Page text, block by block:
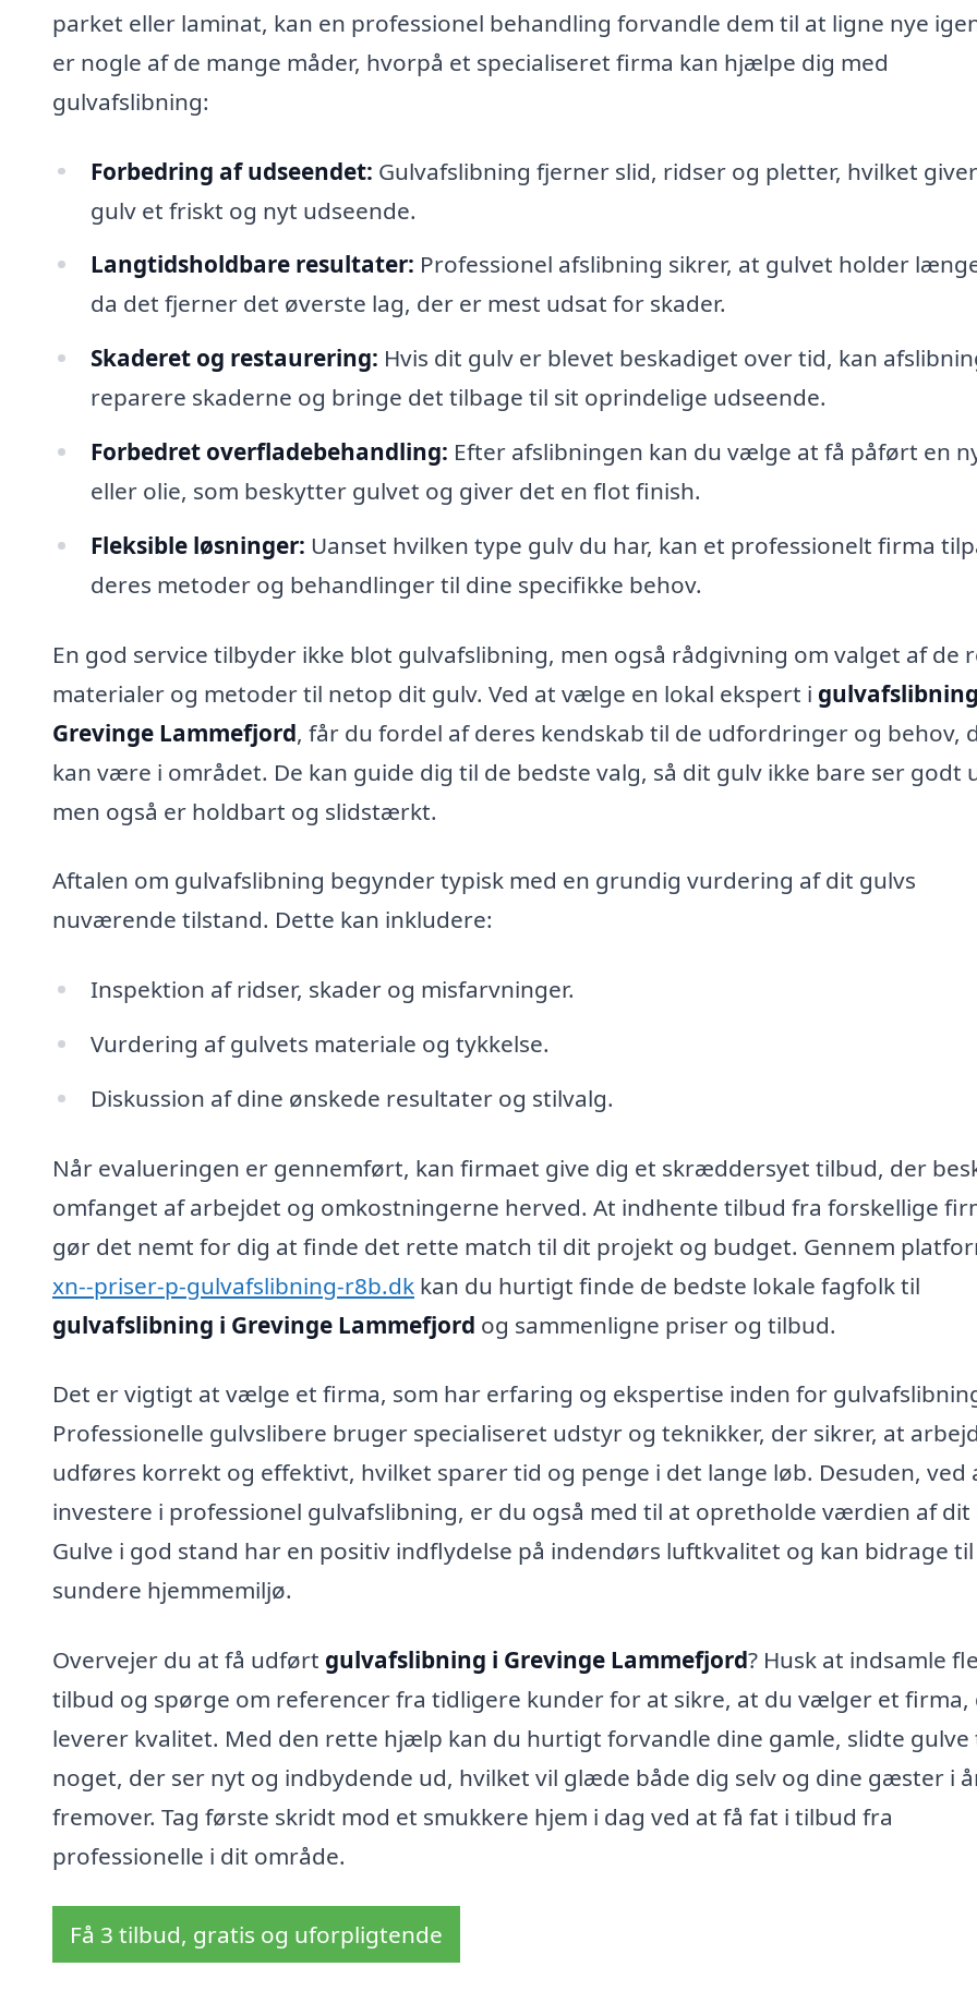
parket eller laminat, kan en professionel behandling forvandle dem til at ligne nye
er nogle af de mange måder, hvorpå et specialiseret firma kan hjælpe dig med
gulvafslibning:
Forbedring af udseendet: Gulvafslibning fjerner slid, ridser og pletter, hvilket
gulv et friskt og nyt udseende.
Langtidsholdbare resultater: Professionel afslibning sikrer, at gulvet holder
da det fjerner det øverste lag, der er mest udsat for skader.
Skaderet og restaurering: Hvis dit gulv er blevet beskadiget over tid, kan
reparere skaderne og bringe det tilbage til sit oprindelige udseende.
Forbedret overfladebehandling: Efter afslibningen kan du vælge at få påført en
eller olie, som beskytter gulvet og giver det en flot finish.
Fleksible løsninger: Uanset hvilken type gulv du har, kan et professionelt firma
deres metoder og behandlinger til dine specifikke behov.
En god service tilbyder ikke blot gulvafslibning, men også rådgivning om valget af de
materialer og metoder til netop dit gulv. Ved at vælge en lokal ekspert i
Grevinge Lammefjord, får du fordel af deres kendskab til de udfordringer og behov,
kan være i området. De kan guide dig til de bedste valg, så dit gulv ikke bare ser godt
men også er holdbart og slidstærkt.
Aftalen om gulvafslibning begynder typisk med en grundig vurdering af dit gulvs
nuværende tilstand. Dette kan inkludere:
Inspektion af ridser, skader og misfarvninger.
Vurdering af gulvets materiale og tykkelse.
Diskussion af dine ønskede resultater og stilvalg.
Når evalueringen er gennemført, kan firmaet give dig et skræddersyet tilbud, der
omfanget af arbejdet og omkostningerne herved. At indhente tilbud fra forskellige
gør det nemt for dig at finde det rette match til dit projekt og budget. Gennem
xn--priser-p-gulvafslibning-r8b.dk kan du hurtigt finde de bedste lokale fagfolk til
gulvafslibning i Grevinge Lammefjord og sammenligne priser og tilbud.
Det er vigtigt at vælge et firma, som har erfaring og ekspertise inden for
Professionelle gulvslibere bruger specialiseret udstyr og teknikker, der sikrer, at
udføres korrekt og effektivt, hvilket sparer tid og penge i det lange løb. Desuden, ved
investere i professionel gulvafslibning, er du også med til at opretholde værdien af dit
Gulve i god stand har en positiv indflydelse på indendørs luftkvalitet og kan bidrage
sundere hjemmemiljø.
Overvejer du at få udført gulvafslibning i Grevinge Lammefjord? Husk at indsamle
tilbud og spørge om referencer fra tidligere kunder for at sikre, at du vælger et firma,
leverer kvalitet. Med den rette hjælp kan du hurtigt forvandle dine gamle, slidte gulve
noget, der ser nyt og indbydende ud, hvilket vil glæde både dig selv og dine gæster i
fremover. Tag første skridt mod et smukkere hjem i dag ved at få fat i tilbud fra
professionelle i dit område.
Få 3 tilbud, gratis og uforpligtende